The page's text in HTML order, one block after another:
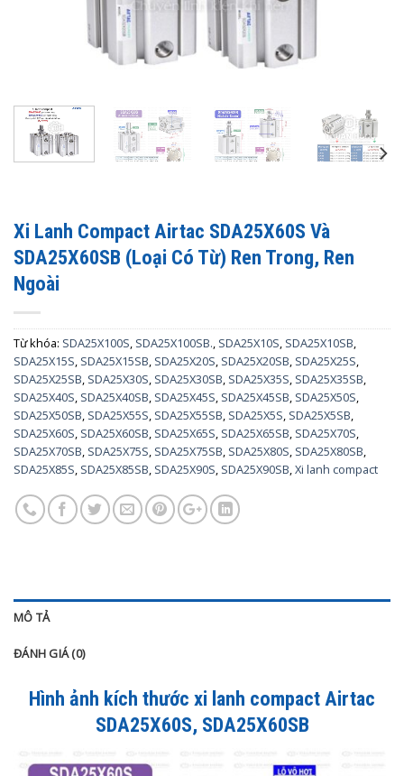
Xi Lanh Compact Airtac SDA25X60S Và
SDA25X60SB (Loại Có Từ) Ren Trong, Ren
Ngoài
Từ khóa: SDA25X100S, SDA25X100SB., SDA25X10S, SDA25X10SB,
SDA25X15S, SDA25X15SB, SDA25X20S, SDA25X20SB, SDA25X25S,
SDA25X25SB, SDA25X30S, SDA25X30SB, SDA25X35S, SDA25X35SB,
SDA25X40S, SDA25X40SB, SDA25X45S, SDA25X45SB, SDA25X50S,
SDA25X50SB, SDA25X55S, SDA25X55SB, SDA25X5S, SDA25X5SB,
SDA25X60S, SDA25X60SB, SDA25X65S, SDA25X65SB, SDA25X70S,
SDA25X70SB, SDA25X75S, SDA25X75SB, SDA25X80S, SDA25X80SB,
SDA25X85S, SDA25X85SB, SDA25X90S, SDA25X90SB,Xi lanh compact
MÔ TẢ
ĐÁNH GIÁ (0)
Hình ảnh kích thước xi lanh compact Airtac
SDA25X60S, SDA25X60SB